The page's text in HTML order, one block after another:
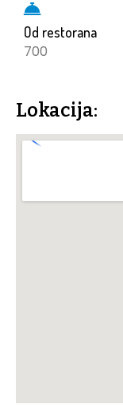
Od restorana
700
Lokacija: